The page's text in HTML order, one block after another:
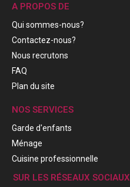
A PROPOS DE
Qui sommes-nous?
Contactez-nous?
Nous recrutons
FAQ
Plan du site
NOS SERVICES
Garde d'enfants
Ménage
Cuisine professionnelle
SUR LES RÉSEAUX SOCIAUX